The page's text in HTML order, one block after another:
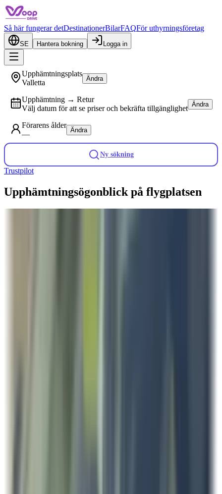
Så här fungerar detDestinationerBilarFAQFör uthyrningsföretag
SE Hantera bokning Logga in
Upphämtningsplats
Valletta
Ändra
Upphämtning → Retur
Välj datum för att se priser och bekräfta tillgänglighet Ändra
Förarens ålder
—
Ändra
Ny sökning
Trustpilot
Upphämtningsögonblick på flygplatsen